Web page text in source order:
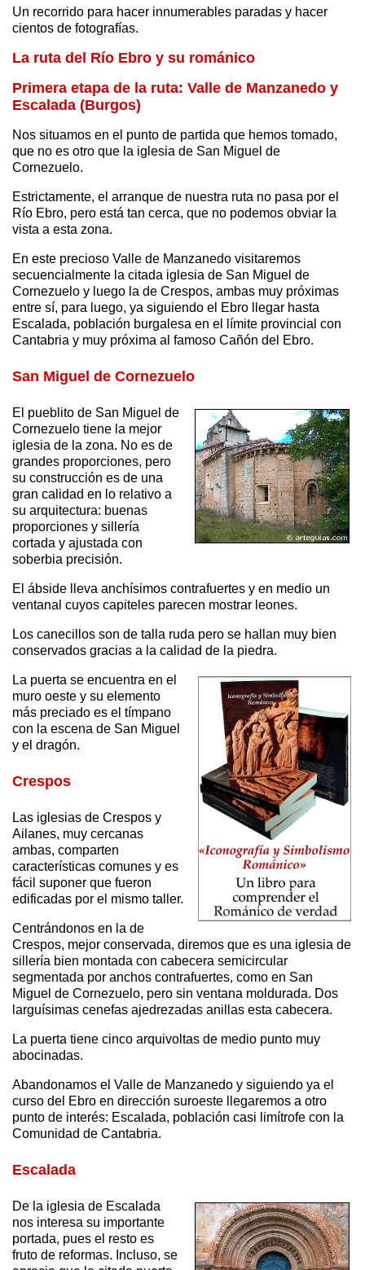
Un recorrido para hacer innumerables paradas y hacer
cientos de fotografías.
La ruta del Río Ebro y su románico
Primera etapa de la ruta: Valle de Manzanedo y
Escalada (Burgos)
Nos situamos en el punto de partida que hemos tomado,
que no es otro que la iglesia de San Miguel de
Cornezuelo.
Estrictamente, el arranque de nuestra ruta no pasa por el
Río Ebro, pero está tan cerca, que no podemos obviar la
vista a esta zona.
En este precioso Valle de Manzanedo visitaremos
secuencialmente la citada iglesia de San Miguel de
Cornezuelo y luego la de Crespos, ambas muy próximas
entre sí, para luego, ya siguiendo el Ebro llegar hasta
Escalada, población burgalesa en el límite provincial con
Cantabria y muy próxima al famoso Cañón del Ebro.
San Miguel de Cornezuelo
El pueblito de San Miguel de
Cornezuelo tiene la mejor
iglesia de la zona. No es de
grandes proporciones, pero
su construcción es de una
gran calidad en lo relativo a
su arquitectura: buenas
proporciones y sillería
cortada y ajustada con
soberbia precisión.
El ábside lleva anchísimos contrafuertes y en medio un
ventanal cuyos capiteles parecen mostrar leones.
Los canecillos son de talla ruda pero se hallan muy bien
conservados gracias a la calidad de la piedra.
La puerta se encuentra en el
muro oeste y su elemento
más preciado es el tímpano
con la escena de San Miguel
y el dragón.
Crespos
Las iglesias de Crespos y
Ailanes, muy cercanas
ambas, comparten
características comunes y es
fácil suponer que fueron
edificadas por el mismo taller.
Centrándonos en la de
Crespos, mejor conservada, diremos que es una iglesia de
sillería bien montada con cabecera semicircular
segmentada por anchos contrafuertes, como en San
Miguel de Cornezuelo, pero sin ventana moldurada. Dos
larguísimas cenefas ajedrezadas anillas esta cabecera.
La puerta tiene cinco arquivoltas de medio punto muy
abocinadas.
Abandonamos el Valle de Manzanedo y siguiendo ya el
curso del Ebro en dirección suroeste llegaremos a otro
punto de interés: Escalada, población casi limítrofe con la
Comunidad de Cantabria.
Escalada
De la iglesia de Escalada
nos interesa su importante
portada, pues el resto es
fruto de reformas. Incluso, se